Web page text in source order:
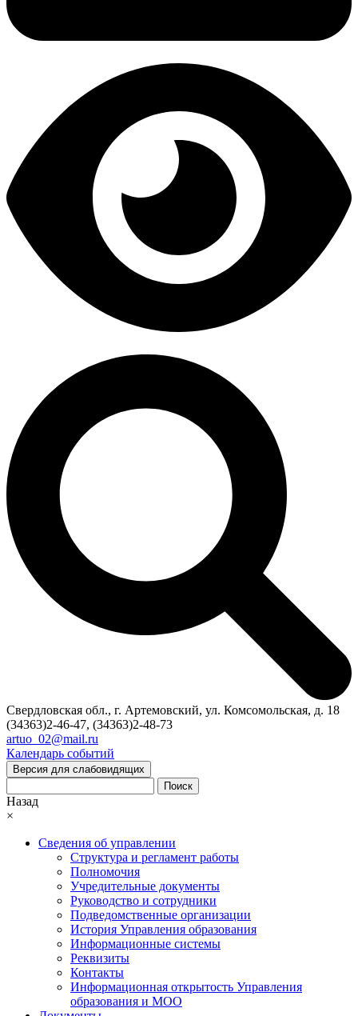
Свердловская обл., г. Артемовский, ул. Комсомольская, д. 18
(34363)2-46-47, (34363)2-48-73
artuo_02@mail.ru
Календарь событий
Версия для слабовидящих
Поиск
Назад
×
Сведения об управлении
Структура и регламент работы
Полномочия
Учредительные документы
Руководство и сотрудники
Подведомственные организации
История Управления образования
Информационные системы
Реквизиты
Контакты
Информационная открытость Управления
образования и МОО